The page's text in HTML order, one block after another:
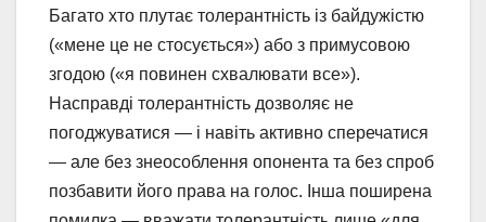
Багато хто плутає толерантність із байдужістю
(«мене це не стосується») або з примусовою
згодою («я повинен схвалювати все»).
Насправді толерантність дозволяє не
погоджуватися — і навіть активно сперечатися
— але без знеособлення опонента та без спроб
позбавити його права на голос. Інша поширена